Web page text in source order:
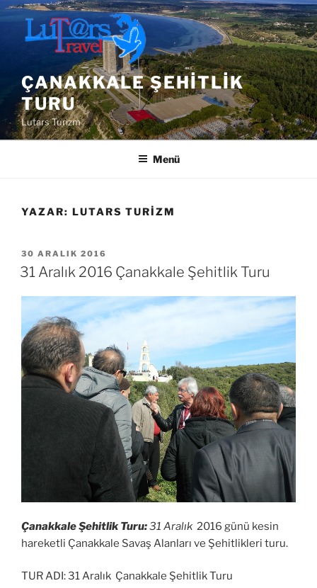
İçeriğe
geç
ÇANAKKALE ŞEHITLIK
TURU
Lutars Turizm
Menü
YAZAR: LUTARS TURIZM
YAYIM
TARIHI
30 ARALIK 2016
31 Aralık 2016 Çanakkale Şehitlik Turu
Çanakkale Şehitlik Turu:31 Aralık 2016 günü kesin
hareketli Çanakkale Savaş Alanları ve Şehitlikleri turu.
TUR ADI: 31 Aralık Çanakkale Şehitlik Turu